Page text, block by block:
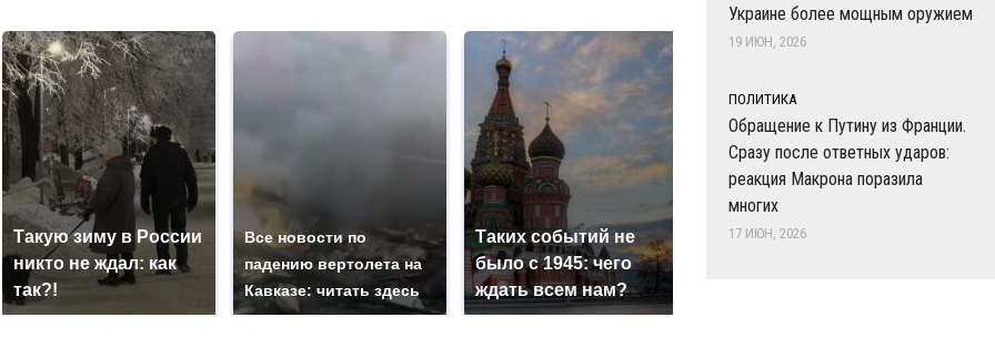
Такую зиму в России
никто не ждал: как
так?!
Все новости по
падению вертолета на
Кавказе: читать здесь
Таких событий не
было с 1945: чего
ждать всем нам?
В магазинах России
Украине более мощным оружием
19 ИЮН, 2026
ПОЛИТИКА
Обращение к Путину из Франции.
Сразу после ответных ударов:
реакция Макрона поразила
многих
17 ИЮН, 2026